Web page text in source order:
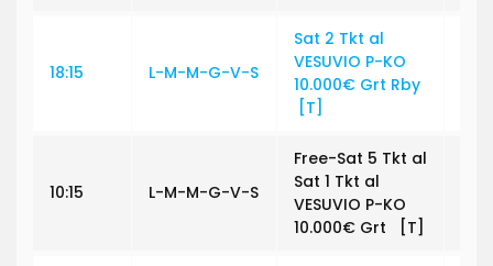
18:15 L-M-M-G-V-S
Sat 2 Tkt al
VESUVIO P-KO
10.000€ Grt Rby
[T]
10:15 L-M-M-G-V-S
Free-Sat 5 Tkt al
Sat 1 Tkt al
VESUVIO P-KO
10.000€ Grt [T]